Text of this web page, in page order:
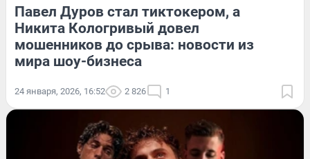
Павел Дуров стал тиктокером, а
Никита Кологривый довел
мошенников до срыва: новости из
мира шоу-бизнеса
24 января, 2026, 16:52 2 826 1